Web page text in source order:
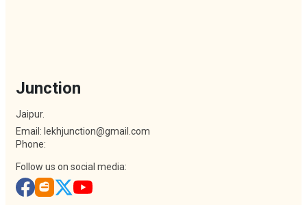
Junction
Jaipur.
Email: lekhjunction@gmail.com
Phone:
Follow us on social media: